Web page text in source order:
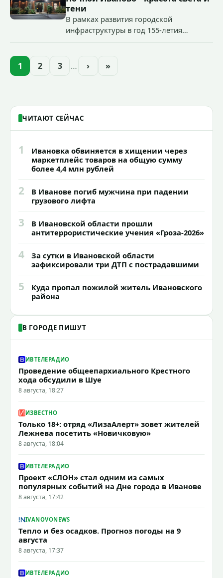
«Гроза-2026».
тени
В рамках развития городской
инфраструктуры в год 155-летия
проекта подсветки исторических
1 2 3 … › »
ЧИТАЮТ СЕЙЧАС
1
Ивановка обвиняется в хищении через
маркетплейс товаров на общую сумму
более 4,4 млн рублей
2
В Иванове погиб мужчина при падении
грузового лифта
3
В Ивановской области прошли
антитеррористические учения «Гроза-2026»
4
За сутки в Ивановской области
зафиксировали три ДТП с пострадавшими
5
Куда пропал пожилой житель Ивановского
района
В ГОРОДЕ ПИШУТ
ИВТЕЛЕРАДИО
Проведение общеепархиального Крестного
хода обсудили в Шуе
8 августа, 18:27
ИЗВЕСТНО
Только 18+: отряд «ЛизаАлерт» зовет жителей
Лежнева посетить «Новичковую»
8 августа, 18:04
ИВТЕЛЕРАДИО
Проект «СЛОН» стал одним из самых
популярных событий на Дне города в Иванове
8 августа, 17:42
IVANOVONEWS
Тепло и без осадков. Прогноз погоды на 9
августа
8 августа, 17:37
ИВТЕЛЕРАДИО